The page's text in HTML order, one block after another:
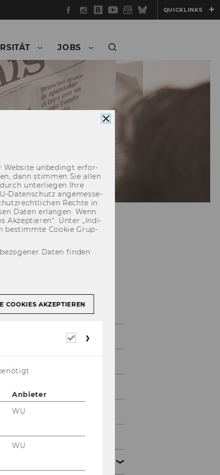
Facebook
Instagram
WU
Blog
YouTube
Newsletter
BlueskyQUICKLINKS
JOBS
2014/2015
Oktober 2014
Jänner 2015
Februar 2015
Cookie
Web­site un­be­dingt er­for­
dann stim­men Sie allen
un­ter­lie­gen Ihre
​Datenschutz an­ge­mes­se­
Rech­te in
Daten er­lan­gen. Wenn
Ak­zep­tie­ren“. Unter „In­di­
be­stimm­te Coo­kie Grup­
Daten finden
COOKIES AKZEPTIEREN
Erforderliche
Anbieter
WU
WU